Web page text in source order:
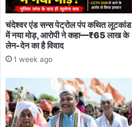
चंदेश्वर एंड सन्स पेट्रोल पंप कथित लूटकांड
में नया मोड़, आरोपी ने कहा—₹65 लाख के
लेन-देन का है विवाद
1 week ago